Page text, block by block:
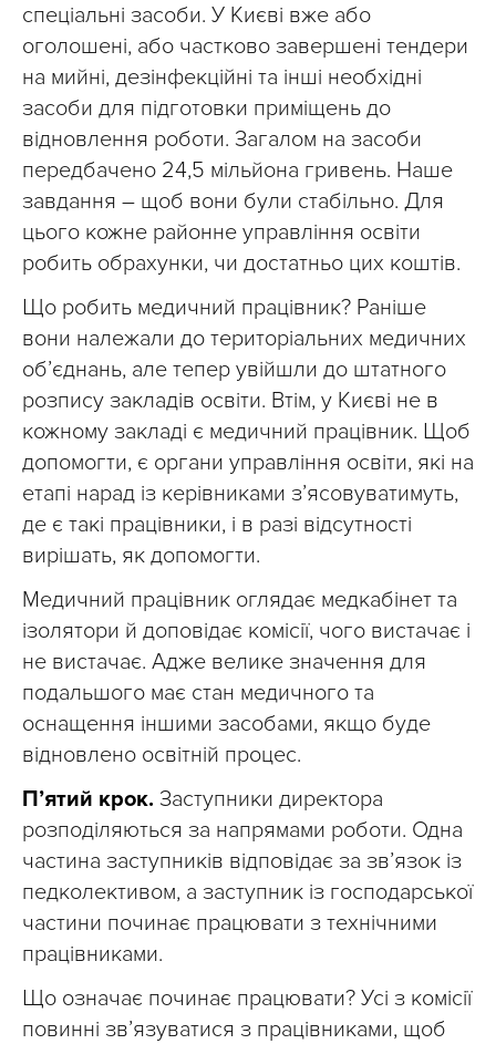
спеціальні засоби. У Києві вже або
оголошені, або частково завершені тендери
на мийні, дезінфекційні та інші необхідні
засоби для підготовки приміщень до
відновлення роботи. Загалом на засоби
передбачено 24,5 мільйона гривень. Наше
завдання – щоб вони були стабільно. Для
цього кожне районне управління освіти
робить обрахунки, чи достатньо цих коштів.
Що робить медичний працівник? Раніше
вони належали до територіальних медичних
об’єднань, але тепер увійшли до штатного
розпису закладів освіти. Втім, у Києві не в
кожному закладі є медичний працівник. Щоб
допомогти, є органи управління освіти, які на
етапі нарад із керівниками з’ясовуватимуть,
де є такі працівники, і в разі відсутності
вирішать, як допомогти.
Медичний працівник оглядає медкабінет та
ізолятори й доповідає комісії, чого вистачає і
не вистачає. Адже велике значення для
подальшого має стан медичного та
оснащення іншими засобами, якщо буде
відновлено освітній процес.
П’ятий крок. Заступники директора
розподіляються за напрямами роботи. Одна
частина заступників відповідає за зв’язок із
педколективом, а заступник із господарської
частини починає працювати з технічними
працівниками.
Що означає починає працювати? Усі з комісії
повинні зв’язуватися з працівниками, щоб